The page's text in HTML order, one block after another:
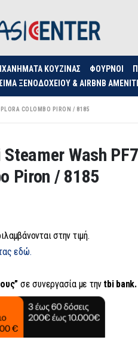
ΚΟΥΖΊΝΑΣ ΦΟΥΡΝΟΙ
ΞΕΝΟΔΟΧΕΊΟΥ & AIRBNB
COLOMBO PIRON / 8185
Wash
Piron / 8185
στην τιμή.
εδώ.
σε συνεργασία με την tbi bank.